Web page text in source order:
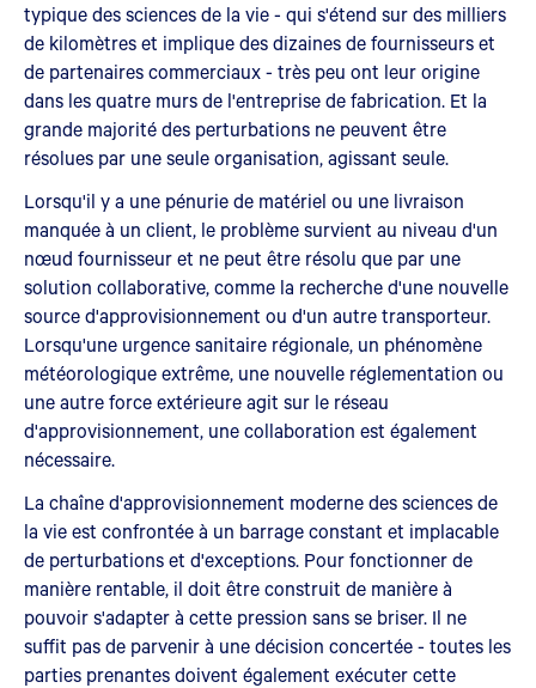
typique des sciences de la vie - qui s'étend sur des milliers
de kilomètres et implique des dizaines de fournisseurs et
de partenaires commerciaux - très peu ont leur origine
dans les quatre murs de l'entreprise de fabrication. Et la
grande majorité des perturbations ne peuvent être
résolues par une seule organisation, agissant seule.
Lorsqu'il y a une pénurie de matériel ou une livraison
manquée à un client, le problème survient au niveau d'un
nœud fournisseur et ne peut être résolu que par une
solution collaborative, comme la recherche d'une nouvelle
source d'approvisionnement ou d'un autre transporteur.
Lorsqu'une urgence sanitaire régionale, un phénomène
météorologique extrême, une nouvelle réglementation ou
une autre force extérieure agit sur le réseau
d'approvisionnement, une collaboration est également
nécessaire.
La chaîne d'approvisionnement moderne des sciences de
la vie est confrontée à un barrage constant et implacable
de perturbations et d'exceptions. Pour fonctionner de
manière rentable, il doit être construit de manière à
pouvoir s'adapter à cette pression sans se briser. Il ne
suffit pas de parvenir à une décision concertée - toutes les
parties prenantes doivent également exécuter cette